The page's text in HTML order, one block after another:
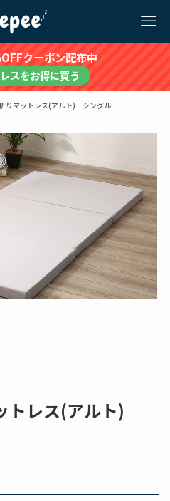
クーポン配布中
スをお得に買う
りマットレス(アルト) シングル
トレス(アルト)